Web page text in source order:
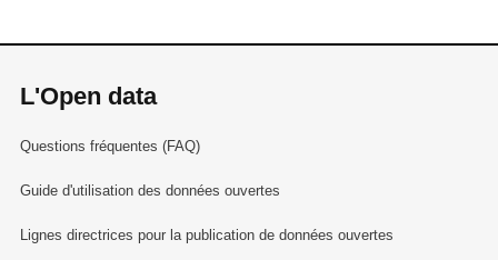
L'Open data
Questions fréquentes (FAQ)
Guide d'utilisation des données ouvertes
Lignes directrices pour la publication de données ouvertes